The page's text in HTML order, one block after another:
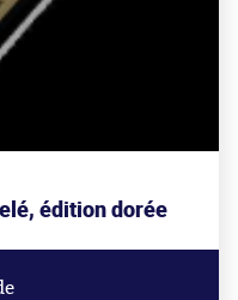
édition dorée